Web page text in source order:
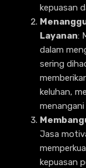
kepuasan
Layanan:
dalam
sering
keluhan,
Jasa
kepuasan